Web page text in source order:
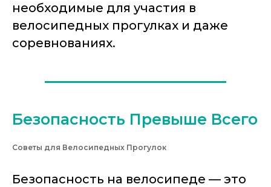
необходимые для участия в
велосипедных прогулках и даже
соревнованиях.
Безопасность Превыше Всего
Советы для Велосипедных Прогулок
Безопасность на велосипеде — это